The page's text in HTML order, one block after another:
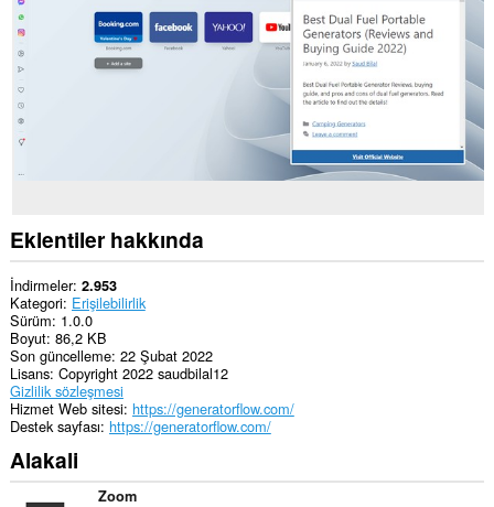
Eklentiler hakkında
İndirmeler 2.953
Kategori Erişilebilirlik
Sürüm 1.0.0
Boyut 86,2 KB
Son güncelleme 22 Şubat 2022
Lisans Copyright 2022 saudbilal12
Gizlilik sözleşmesi
Hizmet Web sitesi https://generatorflow.com/
Destek sayfası https://generatorflow.com/
Alakali
Zoom